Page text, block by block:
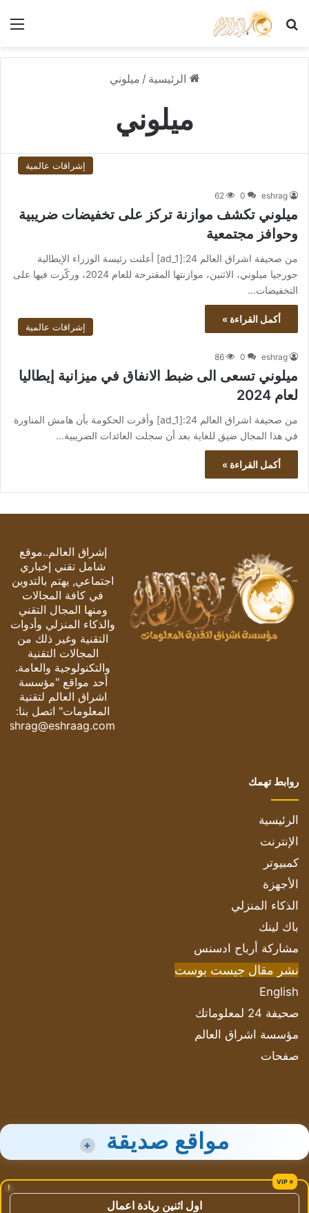
بحث عن
الرئيسية / ميلوني
ميلوني
إشراقات عالمية
eshrag
0
62
ميلوني تكشف موازنة تركز على تخفيضات ضريبية
وحوافز مجتمعية
من صحيفة اشراق العالم 24:[ad_1] أعلنت رئيسة الوزراء الإيطالية
جورجيا ميلوني، الاثنين، موازنتها المقترحة للعام 2024، وركّزت فيها على
التخفيضات…
أكمل القراءة »
إشراقات عالمية
eshrag
0
86
ميلوني تسعى الى ضبط الانفاق في ميزانية إيطاليا
لعام 2024
من صحيفة اشراق العالم 24:[ad_1] وأقرت الحكومة بأن هامش المناورة
في هذا المجال ضيق للغاية بعد أن سجلت العائدات الضريبية…
أكمل القراءة »
إشراق العالم..موقع
شامل تقني إخباري
اجتماعي, يهتم بالتدوين
في كافة المجالات
ومنها المجال التقني
والذكاء المنزلي وأدوات
التقنية وغير ذلك من
المجالات التقنية
والتكنولوجية والعامة.
أحد مواقع "مؤسسة
اشراق العالم لتقنية
المعلومات" اتصل بنا:
eshrag@eshraag.com
روابط تهمك
الرئيسية
الإنترنت
كمبيوتر
الأجهزة
الذكاء المنزلي
باك لينك
مشاركة أرباح ادسنس
نشر مقال جيست بوست
English
صحيفة 24 لمعلوماتك
مؤسسة اشراق العالم
صفحات
مواقع صديقة +
!
اول اثنين ريادة اعمال